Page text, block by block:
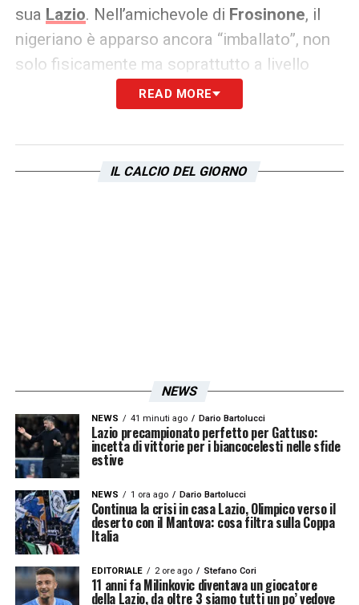
sua Lazio. Nell’amichevole di Frosinone, il
nigeriano è apparso ancora “imballato”, non
solo fisicamente ma soprattutto a livello
mentale, come evidenziato dal
. C’è un mondo da apprendere per il
inserimento, il pressing coordinato, il gioco a
Turchia, nel Paese dove aveva iniziato a farsi
notare, potrebbe essere l’occasione per
riaccenderlo. È un viaggio nel suo passato
recente, ma soprattutto un’opportunità
cruciale per definire il proprio futuro nella
Lazio. In quella terra aveva
calcistica
, e ora deveritrovare se stesso e
READ MORE
IL CALCIO DEL GIORNO
NEWS
NEWS 41 minuti ago Dario Bartolucci
Lazio precampionato perfetto per Gattuso:
incetta di vittorie per i biancocelesti nelle sfide
estive
NEWS 1 ora ago Dario Bartolucci
Continua la crisi in casa Lazio, Olimpico verso il
deserto con il Mantova: cosa filtra sulla Coppa
Italia
EDITORIALE 2 ore ago Stefano Cori
11 anni fa Milinkovic diventava un giocatore
della Lazio, da oltre 3 siamo tutti un po’ vedove